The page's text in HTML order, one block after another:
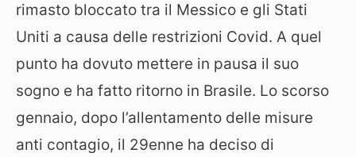
rimasto bloccato tra il Messico e gli Stati
Uniti a causa delle restrizioni Covid. A quel
punto ha dovuto mettere in pausa il suo
sogno e ha fatto ritorno in Brasile. Lo scorso
gennaio, dopo l’allentamento delle misure
anti contagio, il 29enne ha deciso di